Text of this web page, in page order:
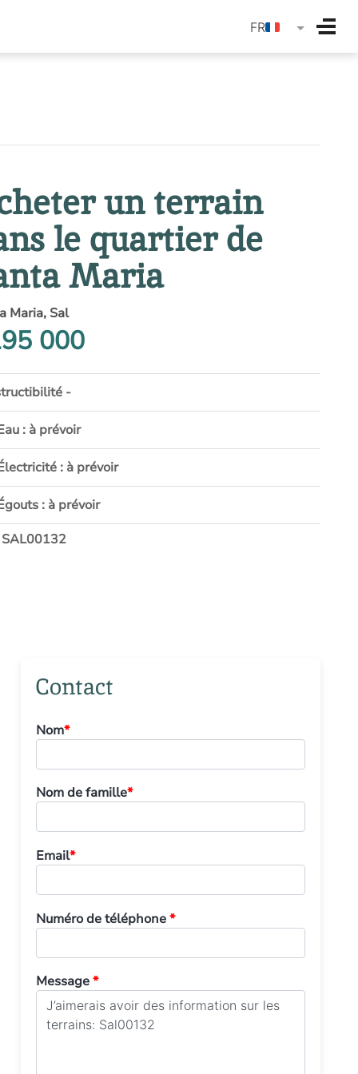
FR
un terrain
le quartier de
Maria
Maria, Sal
000
-
: à prévoir
: à prévoir
: à prévoir
SAL00132
Contact
Nom*
Nom de famille*
Email*
Numéro de téléphone*
Message*